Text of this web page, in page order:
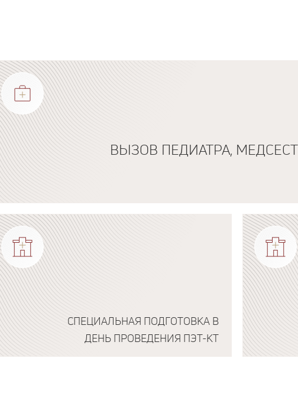
ВЫЗОВ ПЕДИАТРА,
Подробнее о программе
СПЕЦИАЛЬНАЯ ПОДГОТОВКА В
ДЕНЬ ПРОВЕДЕНИЯ ПЭТ-КТ